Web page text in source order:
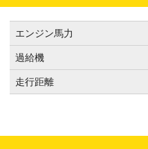
エンジン馬力
過給機
走行距離